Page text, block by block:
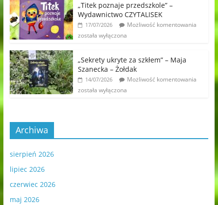
„Titek poznaje przedszkole” –
Wydawnictwo CZYTALISEK
17/07/2026
Możliwość komentowania
została wyłączona
„Sekrety ukryte za szkłem” – Maja
Szanecka – Żołdak
14/07/2026
Możliwość komentowania
została wyłączona
Archiwa
sierpień 2026
lipiec 2026
czerwiec 2026
maj 2026